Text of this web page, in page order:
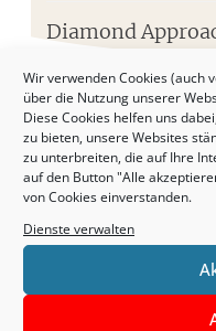
Wir verwenden Cookies (auch
über die Nutzung unserer
Diese Cookies helfen uns
zu bieten, unsere Websites
zu unterbreiten, die auf Ihre
auf den Button "Alle
von Cookies einverstanden.
Dienste verwalten
Diamond
Der Diamond
von A. H. Almaas
Befreiung. Die
vorrangig in
Erlebnissen,
dies durch
persönlichen
werden sollen. Ziel